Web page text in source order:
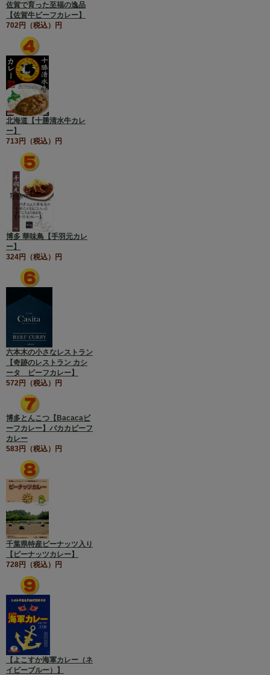
佐賀で育った至福の逸品
【佐賀牛ビーフカレー】
702円（税込）円
北海道【十勝清水牛カレ
ー】
713円（税込）円
博多 華味鳥【手羽元カレ
ー】
324円（税込）円
六本木の小さなレストラン
【奇跡のレストラン カシ
ータ ビーフカレー】
572円（税込）円
博多とんこつ【Bacacaビ
ーフカレー】バカカビーフ
カレー
583円（税込）円
千葉県特産ピーナッツ入り
【ピーナッツカレー】
728円（税込）円
【よこすか海軍カレー（ネ
イビーブルー）】